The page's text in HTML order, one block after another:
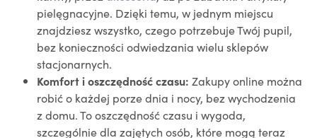
pielęgnacyjne. Dzięki temu, w jednym miejscu
znajdziesz wszystko, czego potrzebuje Twój pupil,
bez konieczności odwiedzania wielu sklepów
stacjonarnych.
Komfort i oszczędność czasu: Zakupy online można
robić o każdej porze dnia i nocy, bez wychodzenia
z domu. To oszczędność czasu i wygoda,
szczególnie dla zajętych osób, które mogą teraz